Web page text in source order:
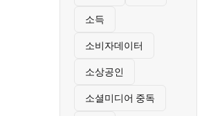
소득
소비자데이터
소상공인
소셜미디어 중독